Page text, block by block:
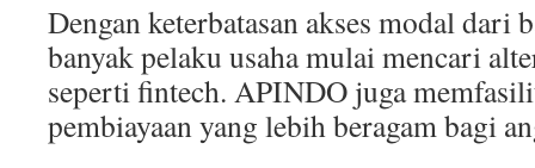
Dengan keterbatasan akses modal dari
banyak pelaku usaha mulai mencari
seperti fintech. APINDO juga
pembiayaan yang lebih beragam bagi